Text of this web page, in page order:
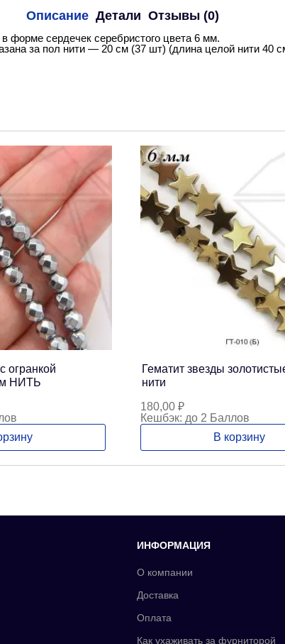
Описание Детали Отзывы (0)
в форме сердечек серебристого цвета 6 мм.
за пол нити — 20 см (37 шт) (длина целой нити 40
огранкой
НИТЬ
Гематит звезды
нити
180,00 ₽
Кешбэк: до 2 Баллов
В корзину
ИНФОРМАЦИЯ
О компании
Доставка
Оплата
Как ухаживать за фурниторой